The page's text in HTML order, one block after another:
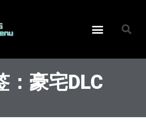
：豪宅DLC